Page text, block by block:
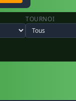
TOURNOI